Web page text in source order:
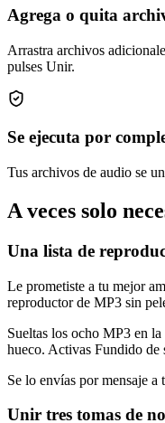
Agrega o quita
Arrastra archivos
pulses Unir.
Se ejecuta por
Tus archivos de audio se
A veces solo
Una lista de
Le prometiste a tu mejor
reproductor de MP3 sin
Sueltas los ocho MP3 en
hueco. Activas Fundido de
Se lo envías por mensaje
Unir tres tomas de